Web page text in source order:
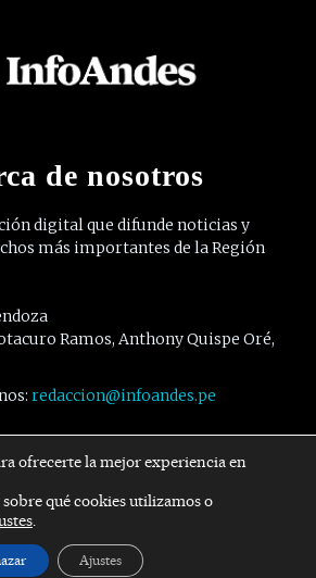
de nosotros
digital que difunde noticias y
más importantes de la Región
Ramos, Anthony Quispe Oré,
redaccion@infoandes.pe
Síguenos
Twitter Youtube
ofrecerte la mejor experiencia en
qué cookies utilizamos o
.
Ajustes